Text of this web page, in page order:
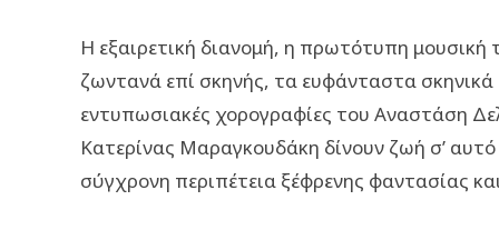
Η εξαιρετική διανομή, η πρωτότυπη
ζωντανά επί σκηνής, τα ευφάνταστα
εντυπωσιακές χορογραφίες του Αναστάση
Κατερίνας Μαραγκουδάκη δίνουν ζωή σ’
σύγχρονη περιπέτεια ξέφρενης φαντασίας